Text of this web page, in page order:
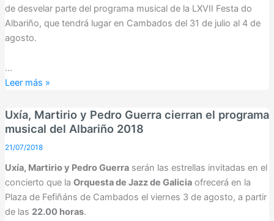
de desvelar parte del programa musical de la LXVII Festa do
Albariño, que tendrá lugar en Cambados del 31 de julio al 4 de
agosto.
…
Luz
y
Christina
en
la
LXVII
Festa
Leer más »
Uxía, Martirio y Pedro Guerra cierran el programa
musical del Albariño 2018
21/07/2018
Uxía, Martirio y Pedro Guerraserán las estrellas invitadas en el
concierto que la Orquesta de Jazz de Galiciaofrecerá en la
Plaza de Fefiñáns de Cambados el viernes 3 de agosto, a partir
de las 22.00 horas.